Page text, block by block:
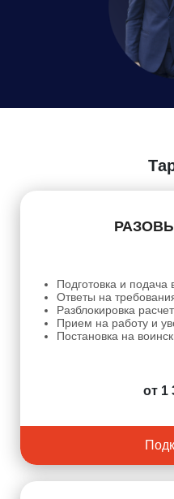
Подготовка и подача
Ответы на
Разблокировка
Прием на работу и
Постановка на
от 1
Согласие на